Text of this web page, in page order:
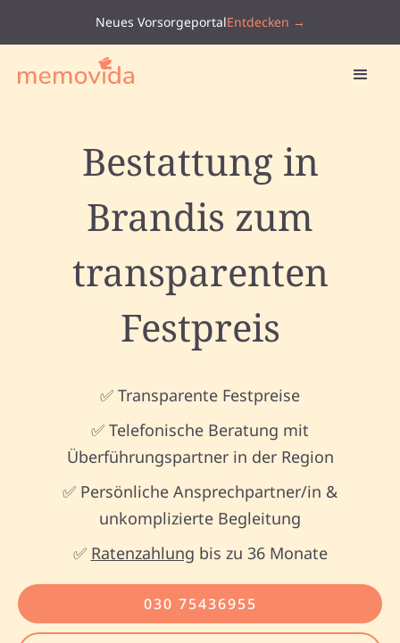
Neues VorsorgeportalEntdecken →
Bestattung in
Brandis zum
transparenten
Festpreis
✅ Transparente Festpreise
✅ Telefonische Beratung mit
Überführungspartner in der Region
✅ Persönliche Ansprechpartner/in &
unkomplizierte Begleitung
✅ Ratenzahlung bis zu 36 Monate
030 75436955